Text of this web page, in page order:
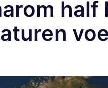
half